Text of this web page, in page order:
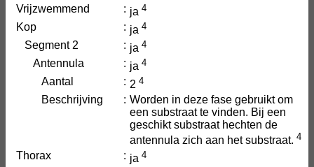
Vrijzwemmend
: ja 4
Kop : ja 4
Segment 2 : ja 4
Antennula : ja 4
Aantal : 2 4
Beschrijving : Worden in deze fase gebruikt om
een substraat te vinden. Bij een
geschikt substraat hechten de
antennula zich aan het substraat. 4
Thorax : ja 4